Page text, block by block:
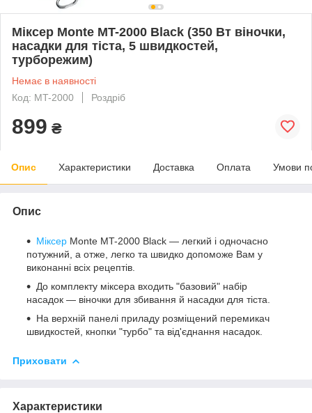
Міксер Monte MT-2000 Black (350 Вт віночки,
насадки для тіста, 5 швидкостей,
турборежим)
Немає в наявності
Код: MT-2000
Роздріб
899 ₴
Опис Характеристики Доставка Оплата Умови
Опис
Міксер Monte MT-2000 Black — легкий і одночасно
потужний, а отже, легко та швидко допоможе Вам у
виконанні всіх рецептів.
До комплекту міксера входить "базовий" набір
насадок — віночки для збивання й насадки для тіста.
На верхній панелі приладу розміщений перемикач
швидкостей, кнопки "турбо" та від'єднання насадок.
Приховати
Характеристики